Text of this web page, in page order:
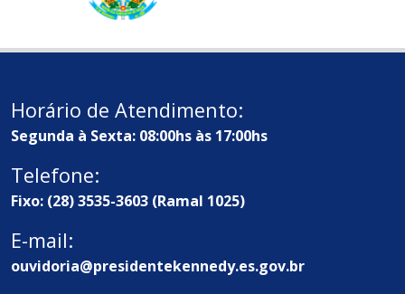
Horário de Atendimento:
Segunda à Sexta: 08:00hs às 17:00hs
Telefone:
Fixo: (28) 3535-3603 (Ramal 1025)
E-mail:
ouvidoria@presidentekennedy.es.gov.br